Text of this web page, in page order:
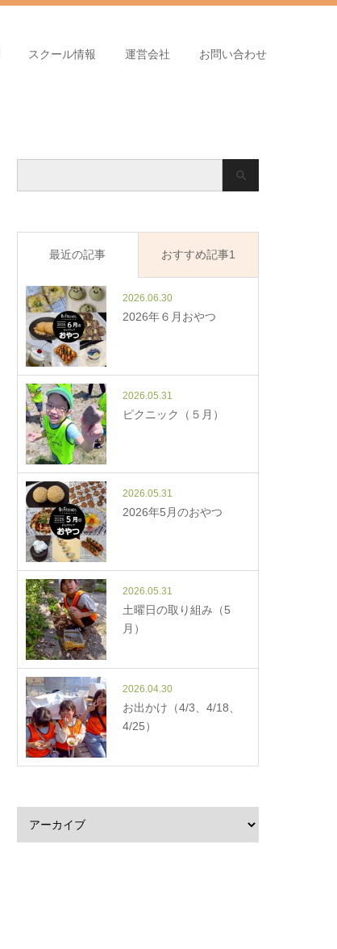
スクール情報 運営会社 お問い合わせ
最近の記事 おすすめ記事1
2026.06.30
2026年６月おやつ
2026.05.31
ピクニック（５月）
2026.05.31
2026年5月のおやつ
2026.05.31
土曜日の取り組み（5
月）
2026.04.30
お出かけ（4/3、4/18、
4/25）